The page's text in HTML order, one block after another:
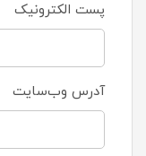
پست الکترونیک
آدرس وب‌سایت